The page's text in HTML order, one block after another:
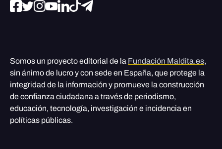
Somos un proyecto editorial de la Fundación Maldita.es,
sin ánimo de lucro y con sede en España, que protege la
integridad de la información y promueve la construcción
de confianza ciudadana a través de periodismo,
educación, tecnología, investigación e incidencia en
políticas públicas.